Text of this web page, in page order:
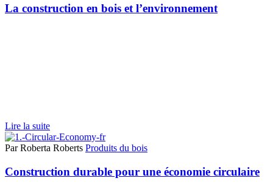
La construction en bois et l’environnement
Lire la suite
Par Roberta Roberts Produits du bois
Construction durable pour une économie circulaire